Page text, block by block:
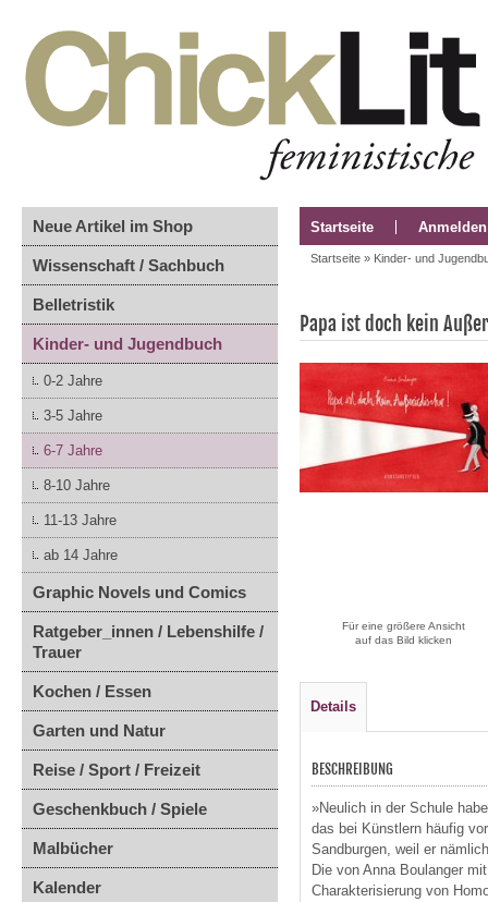
Neue Artikel im Shop
Wissenschaft / Sachbuch
Belletristik
Kinder- und Jugendbuch
0-2 Jahre
3-5 Jahre
6-7 Jahre
8-10 Jahre
11-13 Jahre
ab 14 Jahre
Graphic Novels und Comics
Ratgeber_innen / Lebenshilfe /
Trauer
Kochen / Essen
Garten und Natur
Reise / Sport / Freizeit
Geschenkbuch / Spiele
Malbücher
Kalender
Startseite Anmelden
Startseite » Kinder- und
Papa ist doch kein
Für eine größere Ansicht
auf das Bild klicken
Details
BESCHREIBUNG
»Neulich in der Schule
das bei Künstlern häufig
Sandburgen, weil er
Die von Anna Boulanger
Charakterisierung von